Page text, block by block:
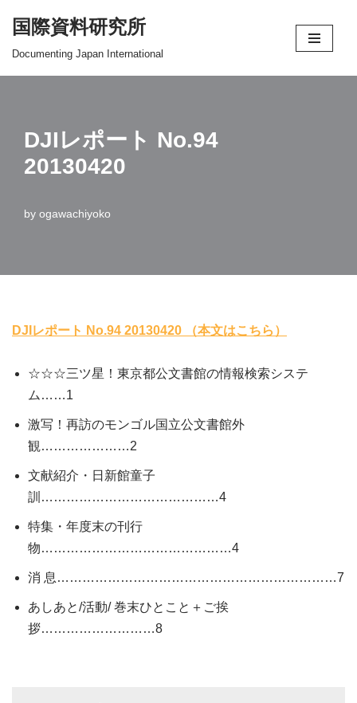
国際資料研究所
Documenting Japan International
DJIレポート No.94
20130420
by ogawachiyoko
DJIレポート No.94 20130420 （本文はこちら）
☆☆☆三ツ星！東京都公文書館の情報検索システ
ム……1
激写！再訪のモンゴル国立公文書館外
観…………………2
文献紹介・日新館童子
訓……………………………………4
特集・年度末の刊行
物………………………………………4
消 息…………………………………………………………7
あしあと/活動/ 巻末ひとこと＋ご挨
拶………………………8